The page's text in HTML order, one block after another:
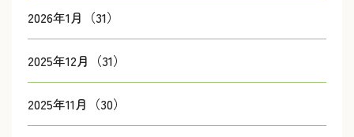
2026年1月（31）
2025年12月（31）
2025年11月（30）